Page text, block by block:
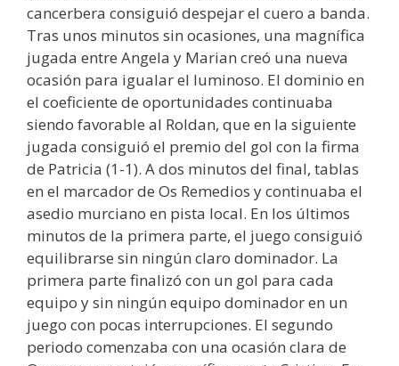
cancerbera consiguió despejar el cuero a banda.
Tras unos minutos sin ocasiones, una magnífica
jugada entre Angela y Marian creó una nueva
ocasión para igualar el luminoso. El dominio en
el coeficiente de oportunidades continuaba
siendo favorable al Roldan, que en la siguiente
jugada consiguió el premio del gol con la firma
de Patricia (1-1). A dos minutos del final, tablas
en el marcador de Os Remedios y continuaba el
asedio murciano en pista local. En los últimos
minutos de la primera parte, el juego consiguió
equilibrarse sin ningún claro dominador. La
primera parte finalizó con un gol para cada
equipo y sin ningún equipo dominador en un
juego con pocas interrupciones. El segundo
periodo comenzaba con una ocasión clara de